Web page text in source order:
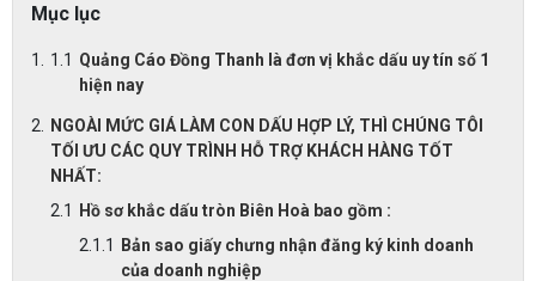
Mục lục
Quảng Cáo Đồng Thanh là đơn vị khắc dấu uy tín số 1
hiện nay
NGOÀI MỨC GIÁ LÀM CON DẤU HỢP LÝ, THÌ CHÚNG TÔI
TỐI ƯU CÁC QUY TRÌNH HỖ TRỢ KHÁCH HÀNG TỐT
NHẤT:
Hồ sơ khắc dấu tròn Biên Hoà bao gồm :
Bản sao giấy chưng nhận đăng ký kinh doanh
của doanh nghiệp